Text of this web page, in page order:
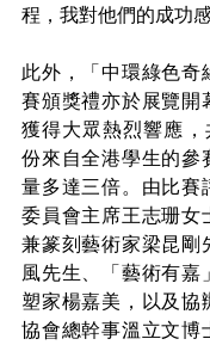
程，我對他們的成功
此外，「中環綠色奇
賽頒獎禮亦於展覽開
獲得大眾熱烈響應，
份來自全港學生的參
量多達三倍。由比賽
委員會主席王志珊女
兼篆刻藝術家梁昆剛
風先生、「藝術有嘉
塑家楊嘉美，以及協
協會總幹事溫立文博